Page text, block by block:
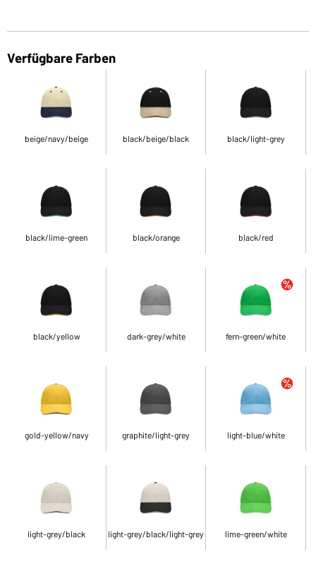
Verfügbare Farben
beige/navy/beige black/beige/black black/light-grey
black/lime-green black/orange black/red
black/yellow dark-grey/white fern-green/white
gold-yellow/navy graphite/light-grey light-blue/white
light-grey/black light-grey/black/light-grey lime-green/white